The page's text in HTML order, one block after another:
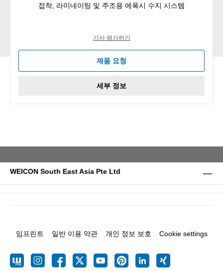
접착, 라미네이팅 및 주조용 에폭시 수지 시스템
기사 평가하기
제품 요청
세부 정보
WEICON South East Asia Pte Ltd
임프린트 일반 이용 약관 개인 정보 보호 Cookie settings